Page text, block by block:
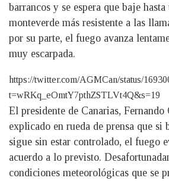
barrancos y se espera que baje hasta
monteverde más resistente a las
por su parte, el fuego avanza
muy escarpada.
https://twitter.com/AGMCan/status/
t=wRKq_eOmtY7pthZSTLVt4Q&s=19
El presidente de Canarias,
explicado en rueda de prensa que si
sigue sin estar controlado, el fuego
acuerdo a lo previsto.
condiciones meteorológicas que se